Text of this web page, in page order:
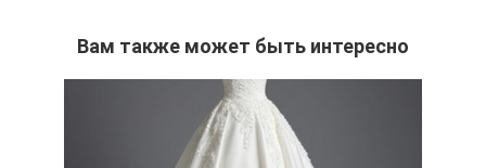
Вам также может быть интересно